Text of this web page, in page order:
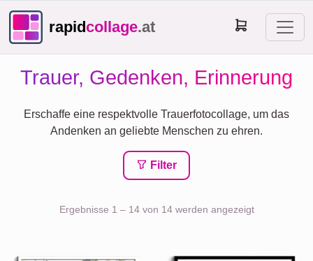
rapidcollage.at
Trauer, Gedenken, Erinnerung
Erschaffe eine respektvolle Trauerfotocollage, um das
Andenken an geliebte Menschen zu ehren.
Filter
Ergebnisse 1 – 14 von 14 werden angezeigt